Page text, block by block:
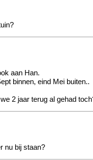
aan Han.
binnen, eind Mei buiten..
2 jaar terug al gehad
nu bij staan?